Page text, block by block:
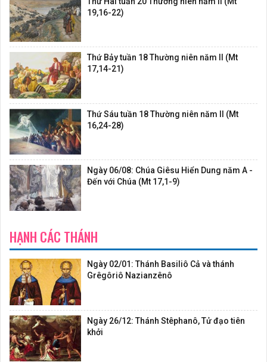
19,16-22)
Thứ Bảy tuần 18 Thường niên năm II (Mt
17,14-21)
Thứ Sáu tuần 18 Thường niên năm II (Mt
16,24-28)
Ngày 06/08: Chúa Giêsu Hiển Dung năm A -
Đến với Chúa (Mt 17,1-9)
HẠNH CÁC THÁNH
Ngày 02/01: Thánh Basiliô Cả và thánh
Grêgôriô Nazianzênô
Ngày 26/12: Thánh Stêphanô, Tử đạo tiên
khởi